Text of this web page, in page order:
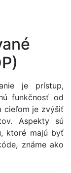
je prístup,
funkčnosť od
cieľom je zvýšiť
Aspekty sú
ktoré majú byť
známe ako